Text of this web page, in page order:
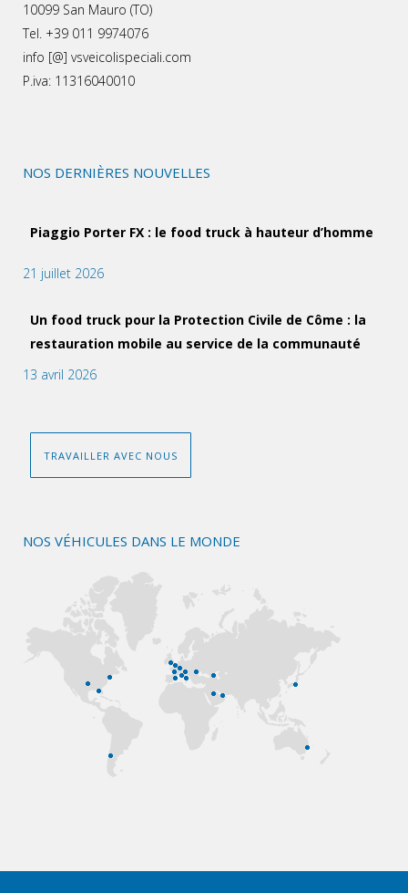
10099 San Mauro (TO)
Tel. +39 011 9974076
info [@] vsveicolispeciali.com
P.iva: 11316040010
NOS DERNIÈRES NOUVELLES
Piaggio Porter FX : le food truck à hauteur d’homme
21 juillet 2026
Un food truck pour la Protection Civile de Côme : la
restauration mobile au service de la communauté
13 avril 2026
TRAVAILLER AVEC NOUS
NOS VÉHICULES DANS LE MONDE